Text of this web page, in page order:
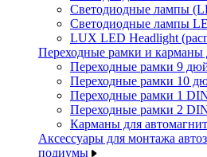
Светодиодные лампы
Светодиодные лампы
LUX LED Headlight
Переходные рамки и карманы
Переходные рамки 9
Переходные рамки 10
Переходные рамки 1
Переходные рамки 2
Карманы для
Аксессуары для монтажа
подиумы